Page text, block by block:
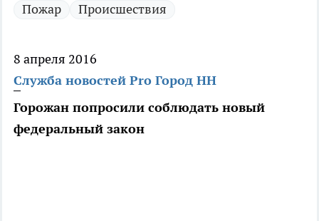
Пожар Происшествия
8 апреля 2016
Служба новостей Pro Город НН
Горожан попросили соблюдать новый
федеральный закон